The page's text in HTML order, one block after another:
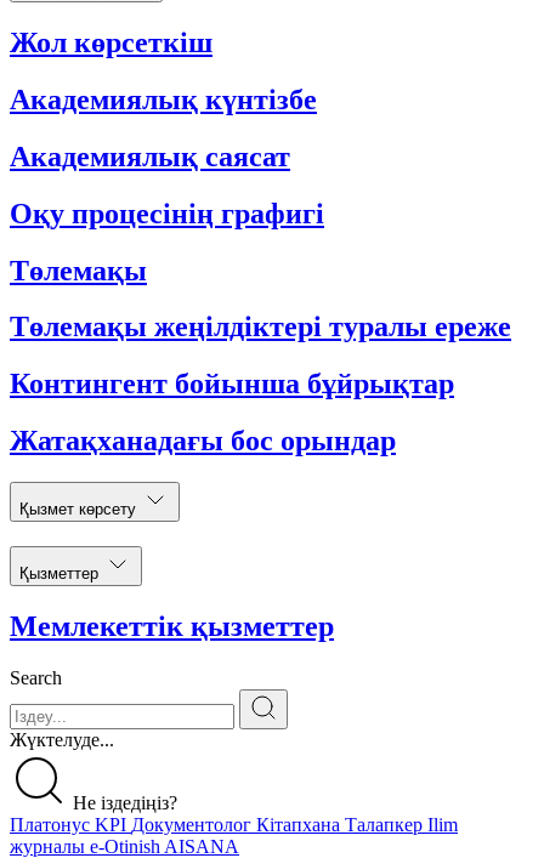
Жол көрсеткіш
Академиялық күнтізбе
Академиялық саясат
Оқу процесінің графигі
Төлемақы
Төлемақы жеңілдіктері туралы ереже
Контингент бойынша бұйрықтар
Жатақханадағы бос орындар
Қызмет көрсету
Қызметтер
Мемлекеттік қызметтер
Search
Жүктелуде...
Не іздедіңіз?
Платонус KPI Документолог Кітапхана Талапкер Ilim
журналы e-Otinish AISANA